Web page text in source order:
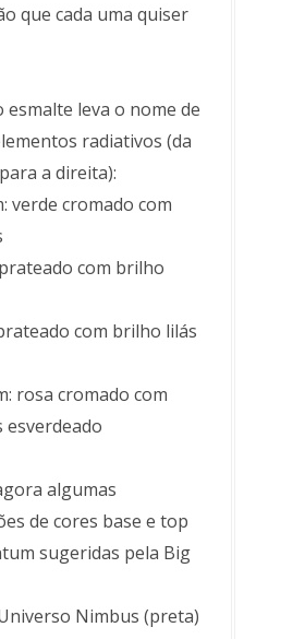
que cada uma quiser
esmalte leva o nome de
radiativos (da
a direita):
verde cromado com
com brilho
com brilho lilás
rosa cromado com
algumas
de cores base e top
sugeridas pela Big
Nimbus (preta)